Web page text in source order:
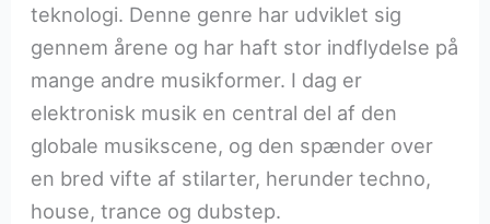
teknologi. Denne genre har udviklet sig
gennem årene og har haft stor indflydelse på
mange andre musikformer. I dag er
elektronisk musik en central del af den
globale musikscene, og den spænder over
en bred vifte af stilarter, herunder techno,
house, trance og dubstep.